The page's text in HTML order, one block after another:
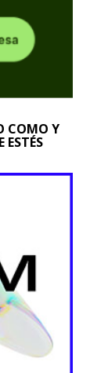
COMO Y
ESTÉS